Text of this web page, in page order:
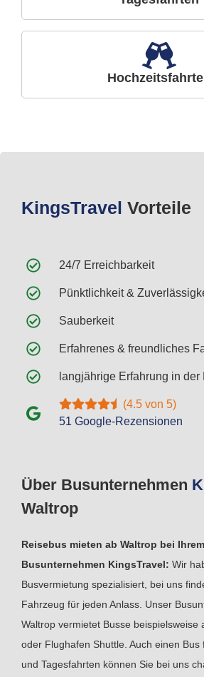
Über Busunternehmen
Waltrop
Reisebus mieten ab Waltrop bei
Busunternehmen KingsTravel: Wir
Busvermietung spezialisiert, bei uns
Fahrzeug für jeden Anlass. Unser
Waltrop vermietet Busse beispielsweise
oder Flughafen Shuttle. Auch einen Bus
und Tagesfahrten können Sie bei uns
KingsTravel Vorteile
24/7 Erreichbarkeit
Pünktlichkeit &
Sauberkeit
Erfahrenes & freundliches
langjährige Erfahrung in der
(4.5 von 5)
51 Google-Rezensionen